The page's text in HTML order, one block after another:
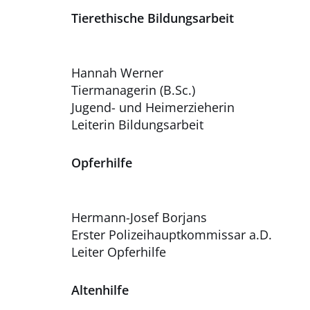
Tierethische Bildungsarbeit
Hannah Werner
Tiermanagerin (B.Sc.)
Jugend- und Heimerzieherin
Leiterin Bildungsarbeit
Opferhilfe
Hermann-Josef Borjans
Erster Polizeihauptkommissar a.D.
Leiter Opferhilfe
Altenhilfe